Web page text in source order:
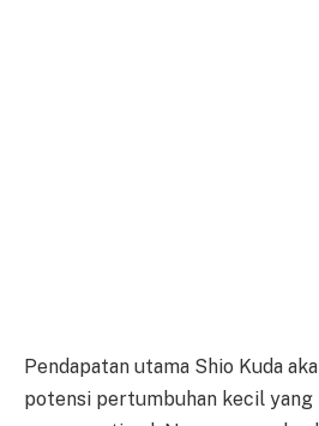
Pendapatan utama Shio Kuda
potensi pertumbuhan kecil yang